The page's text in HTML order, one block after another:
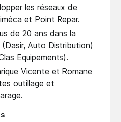
les réseaux de
et Point Repar.
de 20 ans dans la
Auto Distribution)
Equipements).
Vicente et Romane
outillage et